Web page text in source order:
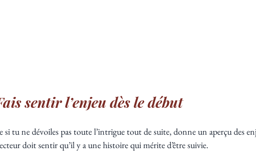
sentir l’enjeu dès le début
si tu ne dévoiles pas toute l’intrigue tout de suite, donne un aperçu des
doit sentir qu’il y a une histoire qui mérite d’être suivie.